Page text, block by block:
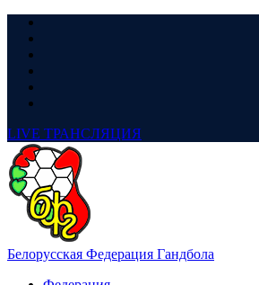
LIVE ТРАНСЛЯЦИЯ
Белорусская Федерация Гандбола